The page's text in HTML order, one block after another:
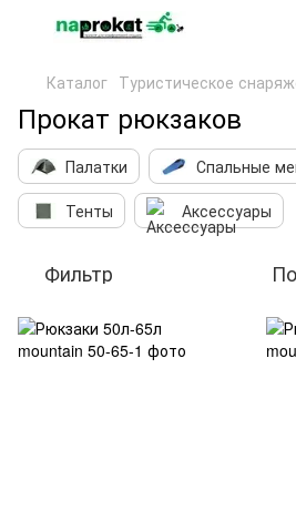
Каталог Туристическое
Прокат рюкзаков
Палатки Спальные
Тенты
Аксессуары
Фильтр